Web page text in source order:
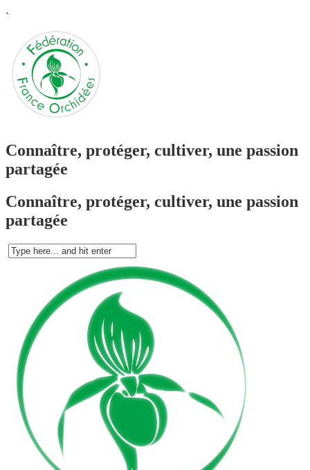
`
Connaître, protéger, cultiver, une passion
partagée
Connaître, protéger, cultiver, une passion
partagée